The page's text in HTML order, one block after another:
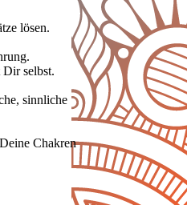
lösen.
selbst.
sinnliche
Chakren